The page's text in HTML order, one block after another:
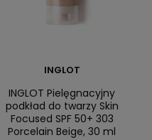
INGLOT
INGLOT Pielęgnacyjny
podkład do twarzy Skin
Focused SPF 50+ 303
Porcelain Beige, 30 ml